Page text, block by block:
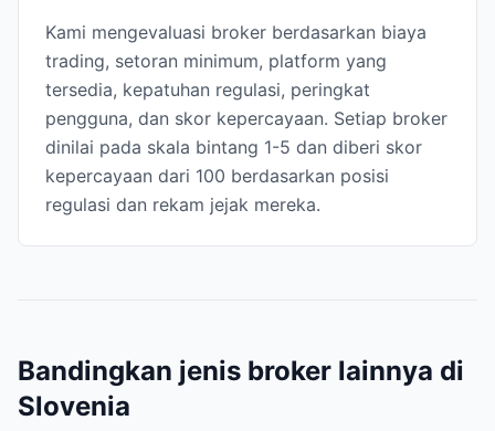
Kami mengevaluasi broker berdasarkan biaya
trading, setoran minimum, platform yang
tersedia, kepatuhan regulasi, peringkat
pengguna, dan skor kepercayaan. Setiap broker
dinilai pada skala bintang 1-5 dan diberi skor
kepercayaan dari 100 berdasarkan posisi
regulasi dan rekam jejak mereka.
Bandingkan jenis broker lainnya di
Slovenia